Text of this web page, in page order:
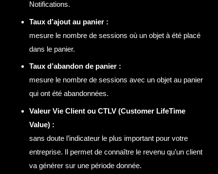
Notifications.
Taux d’ajout au panier :
mesure le nombre de sessions où un objet à été placé
dans le panier.
Taux d’abandon de panier :
mesure le nombre de sessions avec un objet au panier
qui ont été abandonnées.
Valeur Vie Client ou CTLV (Customer LifeTime
Value) :
sans doute l’indicateur le plus important pour votre
entreprise. Il permet de connaître le revenu qu’un client
va générer sur une période donnée.